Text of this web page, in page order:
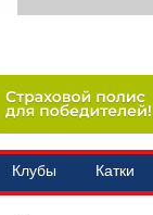
Клубы Катки